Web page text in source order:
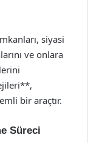
siyasi
ve onlara
bir araçtır.
Süreci